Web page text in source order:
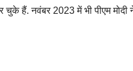
चुके हैं. नवंबर 2023 में भी पीएम मोदी